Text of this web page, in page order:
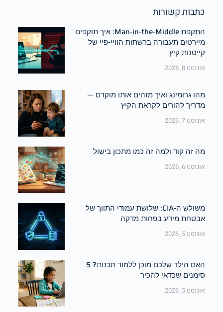
כתבות קשורות
התקפת Man-in-the-Middle: איך תוקפים
מיירטים תעבורה ברשתות הוויי-פיי של
קייטנות קיץ
אוגוסט 8, 2026
מהו גרומינג ואיך מזהים אותו מוקדם —
מדריך להורים לקראת הקיץ
אוגוסט 7, 2026
מה זה קוד ולמה זה כמו מתכון בישול
אוגוסט 6, 2026
משולש ה-CIA: שלושת עמודי התווך של
אבטחת מידע בפחות מדקה
אוגוסט 5, 2026
האם הילד שלכם מוכן ללמוד תכנות? 5
סימנים שכדאי להכיר
אוגוסט 5, 2026